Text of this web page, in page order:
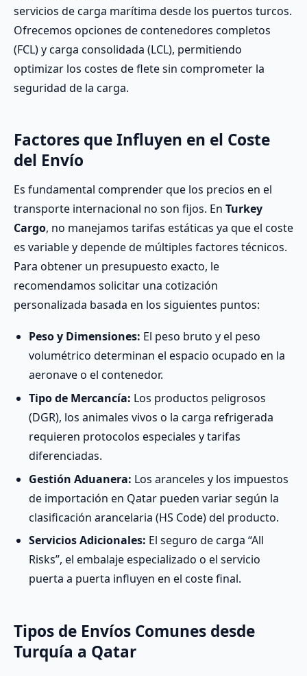
servicios de carga marítima desde los puertos turcos.
Ofrecemos opciones de contenedores completos
(FCL) y carga consolidada (LCL), permitiendo
optimizar los costes de flete sin comprometer la
seguridad de la carga.
Factores que Influyen en el Coste
del Envío
Es fundamental comprender que los precios en el
transporte internacional no son fijos. En Turkey
Cargo, no manejamos tarifas estáticas ya que el coste
es variable y depende de múltiples factores técnicos.
Para obtener un presupuesto exacto, le
recomendamos solicitar una cotización
personalizada basada en los siguientes puntos:
Peso y Dimensiones: El peso bruto y el peso
volumétrico determinan el espacio ocupado en la
aeronave o el contenedor.
Tipo de Mercancía: Los productos peligrosos
(DGR), los animales vivos o la carga refrigerada
requieren protocolos especiales y tarifas
diferenciadas.
Gestión Aduanera: Los aranceles y los impuestos
de importación en Qatar pueden variar según la
clasificación arancelaria (HS Code) del producto.
Servicios Adicionales: El seguro de carga “All
Risks”, el embalaje especializado o el servicio
puerta a puerta influyen en el coste final.
Tipos de Envíos Comunes desde
Turquía a Qatar